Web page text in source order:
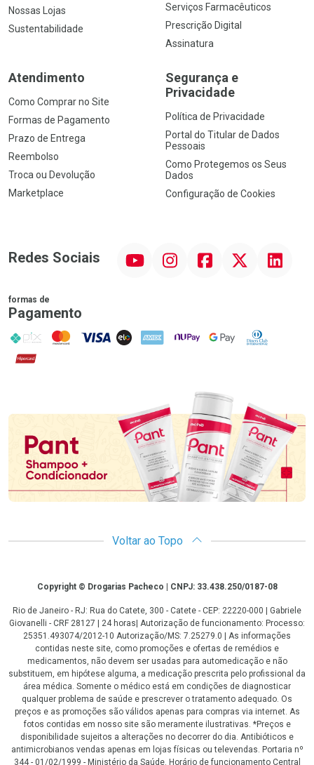
Nossas Lojas
Sustentabilidade
Serviços Farmacêuticos
Prescrição Digital
Assinatura
Atendimento
Como Comprar no Site
Formas de Pagamento
Prazo de Entrega
Reembolso
Troca ou Devolução
Marketplace
Segurança e
Privacidade
Política de Privacidade
Portal do Titular de Dados
Pessoais
Como Protegemos os Seus
Dados
Configuração de Cookies
Redes Sociais InstagramFacebook Linkedin
formas de
Pagamento
PIX MasterCard
VISA ELO AMEX NuPay Google PayDiners Club
Hipercard
Promoção em Destaque
Voltar ao Topo
CopyrightCopyright © Drogarias Pacheco | CNPJ: 33.438.250/0187-08
Rio de Janeiro - RJ: Rua do Catete, 300 - Catete - CEP: 22220-000 | Gabriele
Giovanelli - CRF 28127 | 24 horas| Autorização de funcionamento: Processo:
25351.493074/2012-10 Autorização/MS: 7.25279.0 | As informações
contidas neste site, como promoções e ofertas de remédios e
medicamentos, não devem ser usadas para automedicação e não
substituem, em hipótese alguma, a medicação prescrita pelo profissional da
área médica. Somente o médico está em condições de diagnosticar
qualquer problema de saúde e prescrever o tratamento adequado. Os
preços e as promoções são válidos apenas para compras via internet. As
fotos contidas em nosso site são meramente ilustrativas. *Preços e
disponibilidade sujeitos a alterações no decorrer do dia. Antibióticos e
antimicrobianos vendas apenas em lojas físicas ou televendas. Portaria nº
344 - 01/02/1999 - Ministério da Saúde. Horário de funcionamento Central